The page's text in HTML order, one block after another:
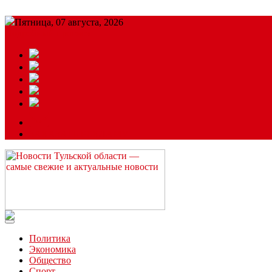
Пятница, 07 августа, 2026
Читайте последние новости дня в Тульской области на сайте
Политика
Экономика
Общество